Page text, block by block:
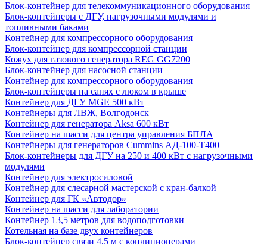
Блок-контейнер для телекоммуникационного оборудования
Блок-контейнеры с ДГУ, нагрузочными модулями и
топливными баками
Контейнер для компрессорного оборудования
Блок-контейнер для компрессорной станции
Кожух для газового генератора REG GG7200
Блок-контейнер для насосной станции
Контейнер для компрессорного оборудования
Блок-контейнеры на санях с люком в крыше
Контейнер для ДГУ MGE 500 кВт
Контейнеры для ЛВЖ, Волгодонск
Контейнер для генератора Aksa 600 кВт
Контейнер на шасси для центра управления БПЛА
Контейнеры для генераторов Cummins АД-100-Т400
Блок-контейнеры для ДГУ на 250 и 400 кВт с нагрузочными
модулями
Контейнер для электросиловой
Контейнер для слесарной мастерской с кран-балкой
Контейнер для ГК «Автодор»
Контейнер на шасси для лаборатории
Контейнер 13,5 метров для водоподготовки
Котельная на базе двух контейнеров
Блок-контейнер связи 4,5 м с кондиционерами